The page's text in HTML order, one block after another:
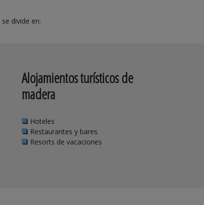
se divide en:
Alojamientos turísticos de
madera
Hoteles
Restaurantes y bares
Resorts de vacaciones